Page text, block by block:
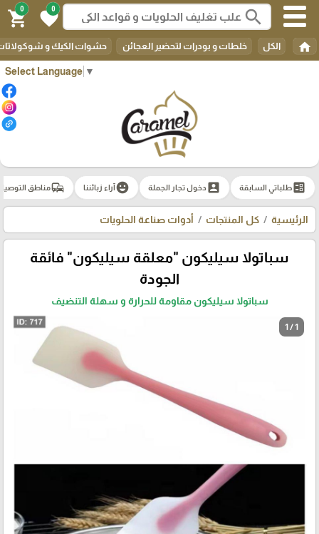
Select Language ▼
search
0
favorite
0
shopping_cart
home الكل خلطات و بودرات لتحضير العجائن حشوات الكيك و
ballotطلباتي السابقة account_box دخول تجار الجملة emoji_emotionsآراء زبائننا commuteمناطق
الرئيسية كل المنتجات أدوات صناعة الحلويات
سباتولا سيليكون "معلقة سيليكون" فائقة
الجودة
سباتولا سيليكون مقاومة للحرارة و سهلة التنضيف
1 / 1